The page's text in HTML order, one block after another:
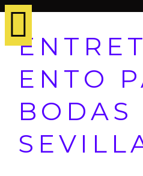
ENTO
BODAS